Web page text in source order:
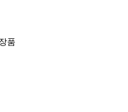
품